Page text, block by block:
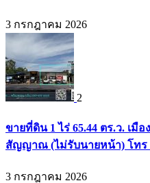
3 กรกฎาคม 2026
2
ขายที่ดิน 1 ไร่ 65.44 ตร.ว. เมื
สัญญาณ (ไม่รับนายหน้า) โทร
3 กรกฎาคม 2026